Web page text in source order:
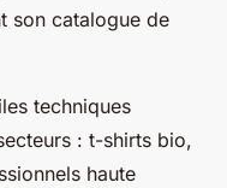
son catalogue de
techniques
: t-shirts bio,
haute